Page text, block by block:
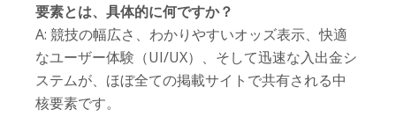
要素とは、具体的に何ですか？
A: 競技の幅広さ、わかりやすいオッズ表示、快適
なユーザー体験（UI/UX）、そして迅速な入出金シ
ステムが、ほぼ全ての掲載サイトで共有される中
核要素です。